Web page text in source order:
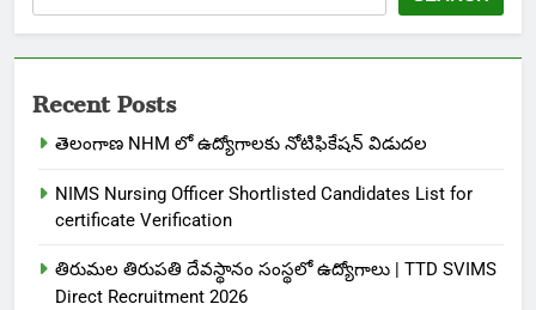
Recent Posts
తెలంగాణ NHM లో ఉద్యోగాలకు నోటిఫికేషన్ విడుదల
NIMS Nursing Officer Shortlisted Candidates List for
certificate Verification
తిరుమల తిరుపతి దేవస్థానం సంస్థలో ఉద్యోగాలు | TTD SVIMS
Direct Recruitment 2026